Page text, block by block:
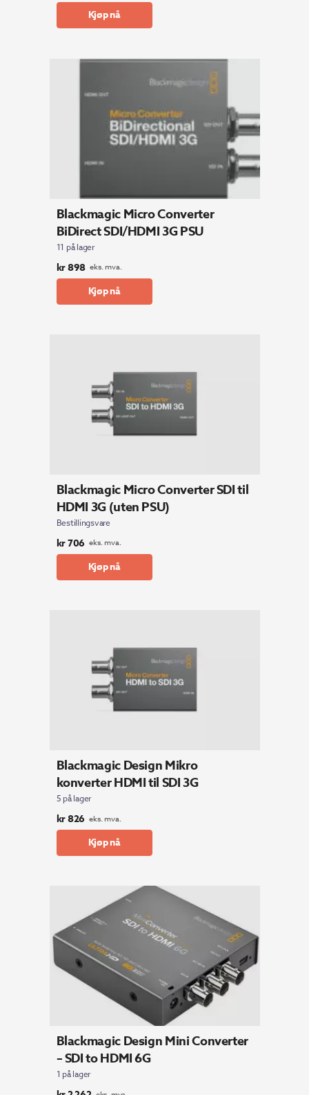
Kjøp nå
Blackmagic Micro Converter
BiDirect SDI/HDMI 3G PSU
11 på lager
kr898 eks. mva.
Kjøp nå
Blackmagic Micro Converter SDI til
HDMI 3G (uten PSU)
Bestillingsvare
kr706 eks. mva.
Kjøp nå
Blackmagic Design Mikro
konverter HDMI til SDI 3G
5 på lager
kr826 eks. mva.
Kjøp nå
Blackmagic Design Mini Converter
– SDI to HDMI 6G
1 på lager